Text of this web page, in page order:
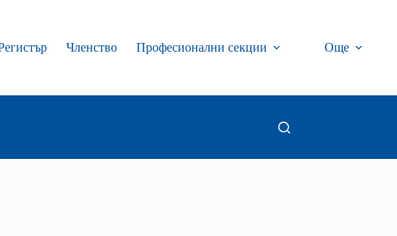
Членство Професионални секции Още